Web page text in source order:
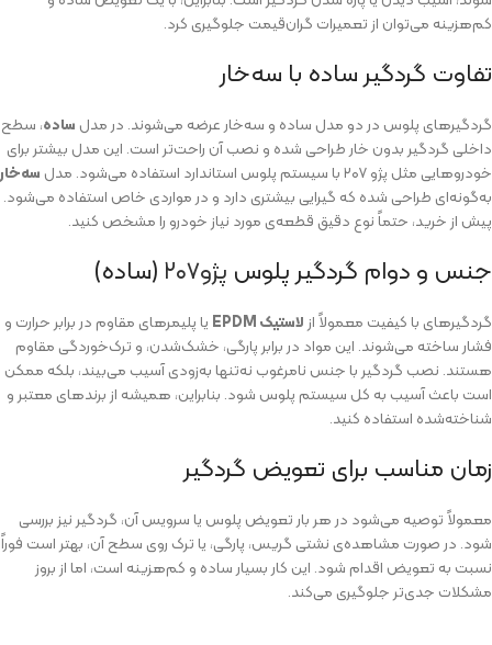
کم‌هزینه می‌توان از تعمیرات گران‌قیمت جلوگیری کرد.
تفاوت گردگیر ساده با سه‌خار
گردگیرهای پلوس در دو مدل ساده و سه‌خار عرضه می‌شوند. در مدل ساده، سطح
داخلی گردگیر بدون خار طراحی شده و نصب آن راحت‌تر است. این مدل بیشتر برای
خودروهایی مثل پژو ۲۰۷ با سیستم پلوس استاندارد استفاده می‌شود. مدل
سه‌خار
به‌گونه‌ای طراحی شده که گیرایی بیشتری دارد و در مواردی خاص استفاده می‌شود.
پیش از خرید، حتماً نوع دقیق قطعه‌ی مورد نیاز خودرو را مشخص کنید.
جنس و دوام گردگیر پلوس پژو۲۰۷ (ساده)
گردگیرهای با کیفیت معمولاً از لاستیک EPDM
یا پلیمرهای مقاوم در برابر حرارت و
فشار ساخته می‌شوند. این مواد در برابر پارگی، خشک‌شدن، و ترک‌خوردگی مقاوم
هستند. نصب گردگیر با جنس نامرغوب نه‌تنها به‌زودی آسیب می‌بیند، بلکه ممکن
است باعث آسیب به کل سیستم پلوس شود. بنابراین، همیشه از برندهای معتبر و
شناخته‌شده استفاده کنید.
زمان مناسب برای تعویض گردگیر
معمولاً توصیه می‌شود در هر بار تعویض پلوس یا سرویس آن، گردگیر نیز بررسی
شود. در صورت مشاهده‌ی نشتی گریس، پارگی، یا ترک روی سطح آن، بهتر است فوراً
نسبت به تعویض اقدام شود. این کار بسیار ساده و کم‌هزینه است، اما از بروز
مشکلات جدی‌تر جلوگیری می‌کند.